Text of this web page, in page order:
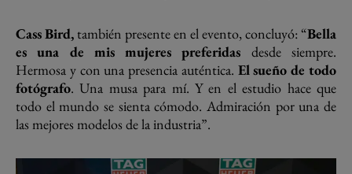
Cass Bird,también presente en el evento, concluyó: “Bella
es una de mis mujeres preferidas desde siempre.
Hermosa y con una presencia auténtica. El sueño de todo
fotógrafo. Una musa para mí. Y en el estudio hace que
todo el mundo se sienta cómodo. Admiración por una de
las mejores modelos de la industria”.